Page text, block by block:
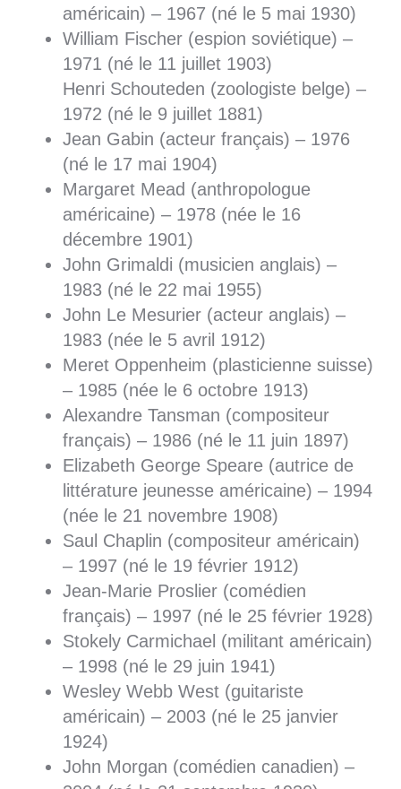
américain) – 1967 (né le 5 mai 1930)
William Fischer (espion soviétique) –
1971 (né le 11 juillet 1903)
Henri Schouteden (zoologiste belge) –
1972 (né le 9 juillet 1881)
Jean Gabin (acteur français) – 1976
(né le 17 mai 1904)
Margaret Mead (anthropologue
américaine) – 1978 (née le 16
décembre 1901)
John Grimaldi (musicien anglais) –
1983 (né le 22 mai 1955)
John Le Mesurier (acteur anglais) –
1983 (née le 5 avril 1912)
Meret Oppenheim (plasticienne suisse)
– 1985 (née le 6 octobre 1913)
Alexandre Tansman (compositeur
français) – 1986 (né le 11 juin 1897)
Elizabeth George Speare (autrice de
littérature jeunesse américaine) – 1994
(née le 21 novembre 1908)
Saul Chaplin (compositeur américain)
– 1997 (né le 19 février 1912)
Jean-Marie Proslier (comédien
français) – 1997 (né le 25 février 1928)
Stokely Carmichael (militant américain)
– 1998 (né le 29 juin 1941)
Wesley Webb West (guitariste
américain) – 2003 (né le 25 janvier
1924)
John Morgan (comédien canadien) –